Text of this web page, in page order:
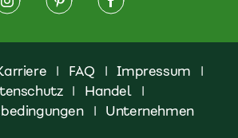
| FAQ | Impressum
|
| Handel
|
| Unternehmen